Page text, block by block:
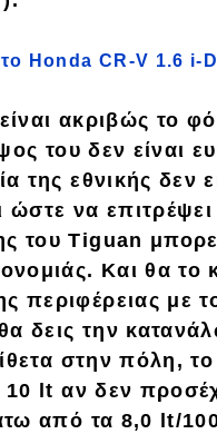
Honda CR-V 1.6 i-
ακριβώς το
του δεν είναι
της εθνικής δεν
ώστε να
του Tiguan
Και θα το
περιφέρειας με
δεις την
στην πόλη,
10 lt αν δεν
από τα 8,0 lt/